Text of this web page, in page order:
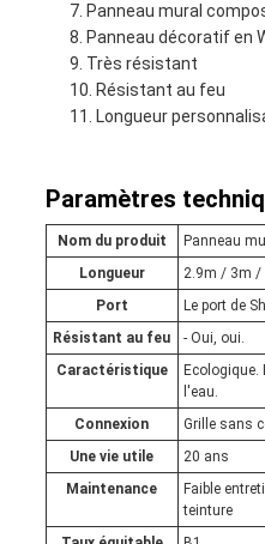
Panneau mural
Panneau décoratif en
Très résistant
Résistant au feu
Longueur
Paramètres
Nom du produit
Panneau
Longueur
2.9m / 3m /
Port
Le port de
Résistant au feu
- Oui, oui.
Caractéristique
Ecologique.
l'eau.
Connexion
Grille sans
Une vie utile
20 ans
Maintenance
Faible
teinture